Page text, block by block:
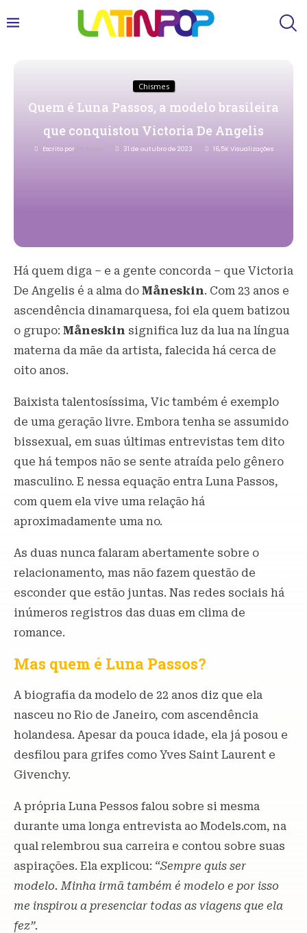
Chismes
Quem é Luna Passos, a modelo brasileira
que conquistou Victoria De Angelis
Escrito por Redacao 31 de outubro de 2023 16,5K Visualizações
Há quem diga – e a gente concorda – que Victoria
De Angelis é a alma do Måneskin. Com 23 anos e
ascendência dinamarquesa, foi ela quem batizou
o grupo: Måneskin significa luz da lua na língua
materna da mãe da artista, falecida há cerca de
oito anos.
Baixista talentosíssima, Vic também é exemplo
de uma geração livre. Embora tenha se assumido
bissexual, em suas últimas entrevistas tem dito
que há tempos não se sente atraída pelo gênero
masculino. E nessa equação entra Luna Passos,
com quem ela vive uma relação há
aproximadamente uma no.
As duas nunca falaram abertamente sobre o
relacionamento, mas não fazem questão de
esconder que estão juntas. Nas redes sociais há
inúmeros registros das duas em clima de
romance.
Mas quem é Luna Passos?
A biografia da modelo de 22 anos diz que ela
nasceu no Rio de Janeiro, com ascendência
holandesa. Apesar da pouca idade, ela já posou e
desfilou para grifes como Yves Saint Laurent e
Givenchy.
A própria Luna Pessos falou sobre si mesma
durante uma longa entrevista ao Models.com, na
qual relembrou sua carreira e contou sobre suas
aspirações. Ela explicou: “Sempre quis ser
modelo. Minha irmã também é modelo e por isso
me inspirou a presenciar todas as viagens que ela
fez”.